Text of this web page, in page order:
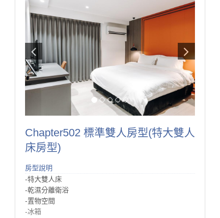
這間房型也有設置廚房流理台，跟大冰箱，
吃不完的美食不用怕冰了沒地方加熱。
另外設置了餐桌椅以及沙發區能夠區分休息、用餐空
間，
床的旁邊特別設置了一片深色的衣櫃，
隔開了床與客廳，隱私的部分也保護到了！
深色衣櫃搭配著微透玻璃也讓整體看起來柔和了許多。
Chapter502 標準雙人房型(特大雙人
床房型)
房型說明
-特大雙人床
-乾濕分離衛浴
-置物空間
-冰箱